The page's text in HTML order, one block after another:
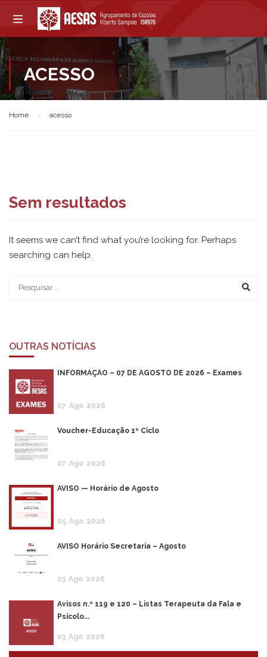
ACESSO
Home acesso
Sem resultados
It seems we can’t find what you’re looking for. Perhaps
searching can help.
OUTRAS NOTÍCIAS
INFORMAÇÃO – 07 DE AGOSTO DE 2026 – Exames
07 Ago 2026
Voucher-Educação 1º Ciclo
07 Ago 2026
AVISO — Horário de Agosto
05 Ago 2026
AVISO Horário Secretaria – Agosto
03 Ago 2026
Avisos n.º 119 e 120 – Listas Terapeuta da Fala e
Psícolo...
03 Ago 2026